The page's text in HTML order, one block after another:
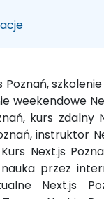
Poznań,
weekendowe
kurs zdalny
instruktor
Next.js
nauka przez
Next.js